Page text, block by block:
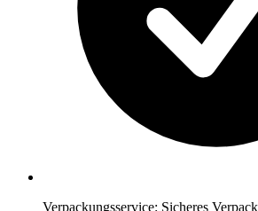
Verpackungsservice: Sicheres